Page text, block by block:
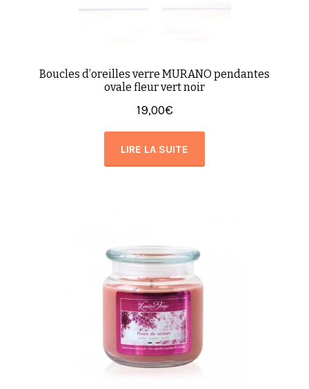
Boucles d’oreilles verre MURANO pendantes
ovale fleur vert noir
19,00€
LIRE LA SUITE